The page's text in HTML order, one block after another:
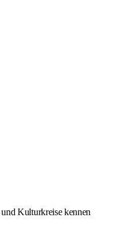
Kulturkreise kennen